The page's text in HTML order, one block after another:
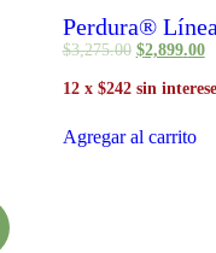
Perdura®
$3,275.00 $2,899.00
12 x $242 sin
Agregar al carrito